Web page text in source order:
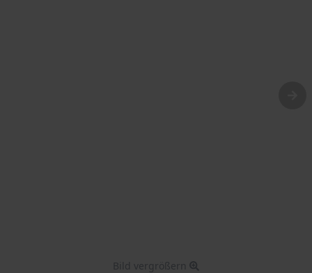
Bild vergrößern